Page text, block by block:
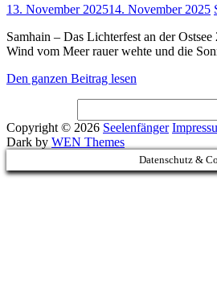
Posted
13. November 202514. November 2025
Samhain – Das Lichterfest an der
Wind vom Meer rauer wehte und die
Den ganzen Beitrag lesen
Lichterfest
in
Dampland
2025
Copyright © 2026 Seelenfänger
Dark by WEN Themes
Scroll
Up
Datenschutz & Co.